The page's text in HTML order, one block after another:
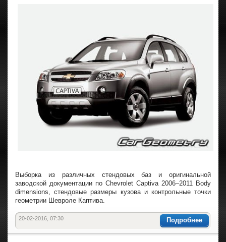
Выборка из различных стендовых баз и оригинальной
заводской документации по Chevrolet Captiva 2006–2011 Body
dimensions, стендовые размеры кузова и контрольные точки
геометрии Шевроле Каптива.
Подробнее
20-02-2016, 07:30